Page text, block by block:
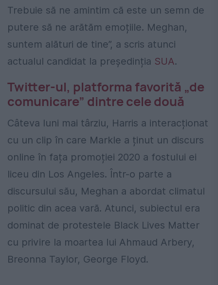
Trebuie să ne amintim că este un semn de
putere să ne arătăm emoțiile. Meghan,
suntem alături de tine”, a scris atunci
actualul candidat la președinția SUA.
Twitter-ul, platforma favorită „de
comunicare” dintre cele două
Câteva luni mai târziu, Harris a interacționat
cu un clip în care Markle a ținut un discurs
online în fața promoției 2020 a fostului ei
liceu din Los Angeles. Într-o parte a
discursului său, Meghan a abordat climatul
politic din acea vară. Atunci, subiectul era
dominat de protestele Black Lives Matter
cu privire la moartea lui Ahmaud Arbery,
Breonna Taylor, George Floyd.